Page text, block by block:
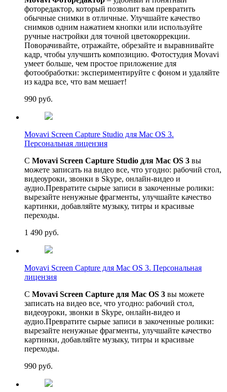
фоторедактор, который позволит вам превратить
обычные снимки в отличные. Улучшайте качество
снимков одним нажатием кнопки или используйте
ручные настройки для точной цветокоррекции.
Поворачивайте, отражайте, обрезайте и выравнивайте
кадр, чтобы улучшить композицию. Фотостудия Movavi
умеет больше, чем простое приложение для
фотообработки: экспериментируйте с фоном и удаляйте
из кадра все, что вам мешает!
990 руб.
Movavi Screen Capture Studio для Mac OS 3.
Персональная лицензия
С Movavi Screen Capture Studio для Mac OS 3 вы
можете записать на видео все, что угодно: рабочий стол,
видеоуроки, звонки в Skype, онлайн-видео и
аудио.Превратите сырые записи в закоченные ролики:
вырезайте ненужные фрагменты, улучшайте качество
картинки, добавляйте музыку, титры и красивые
переходы.
1 490 руб.
Movavi Screen Capture для Mac OS 3. Персональная
лицензия
С Movavi Screen Capture для Mac OS 3 вы можете
записать на видео все, что угодно: рабочий стол,
видеоуроки, звонки в Skype, онлайн-видео и
аудио.Превратите сырые записи в закоченные ролики:
вырезайте ненужные фрагменты, улучшайте качество
картинки, добавляйте музыку, титры и красивые
переходы.
990 руб.